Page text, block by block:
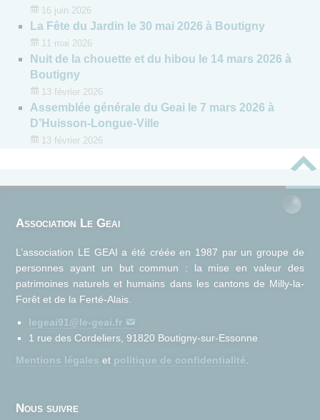
16 juin 2026
La Fête du Jardin le 30 mai 2026 à Boutigny
11 mai 2026
Nuit de la chouette et du hibou le 14 mars 2026 à
Boutigny
13 février 2026
Assemblée générale du Geai le 7 mars 2026 à
D’Huisson-Longue-Ville
13 février 2026
Association Le Geai
L’association LE GEAI a été créée en 1987 par un groupe de
personnes ayant un but commun : la mise en valeur des
patrimoines naturels et humains dans les cantons de Milly-la-
Forêt et de la Ferté-Alais.
legeai91@le-geai.fr
1 rue des Cordeliers, 91820 Boutigny-sur-Essonne
Mentions légales et politique de confidentialité
Nous suivre